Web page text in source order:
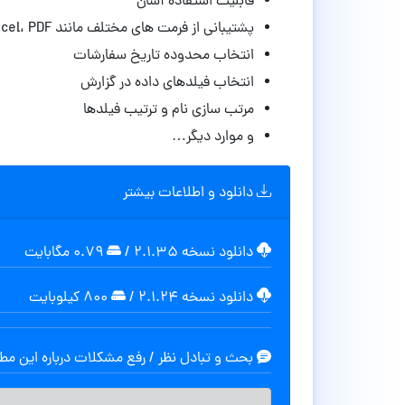
پشتیبانی از فرمت های مختلف مانند CSV، Excel، PDF و XML
انتخاب محدوده تاریخ سفارشات
انتخاب فیلدهای داده در گزارش
مرتب سازی نام و ترتیب فیلدها
و موارد دیگر…
دانلود و اطلاعات بیشتر
دانلود نسخه ۲.۱.۳۵ /
دانلود نسخه ۲.۱.۲۴ /
بحث و تبادل نظر / رفع مشکلات درباره این